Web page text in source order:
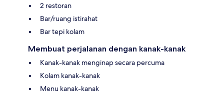
2 restoran
Bar/ruang istirahat
Bar tepi kolam
Membuat perjalanan dengan kanak-kanak
Kanak-kanak menginap secara percuma
Kolam kanak-kanak
Menu kanak-kanak